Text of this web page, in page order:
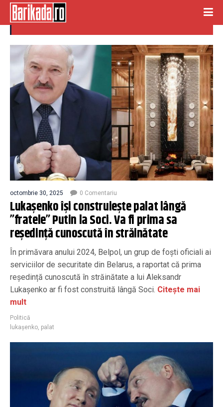
lukașenko
octombrie 30, 2025 0 Comentariu
Lukașenko își construiește palat lângă
”fratele” Putin la Soci. Va fi prima sa
reședință cunoscută în străinătate
În primăvara anului 2024, Belpol, un grup de foști oficiali ai
serviciilor de securitate din Belarus, a raportat că prima
reședință cunoscută în străinătate a lui Aleksandr
Lukașenko ar fi fost construită lângă Soci. Citește mai
mult
Politică
lukașenko, palat